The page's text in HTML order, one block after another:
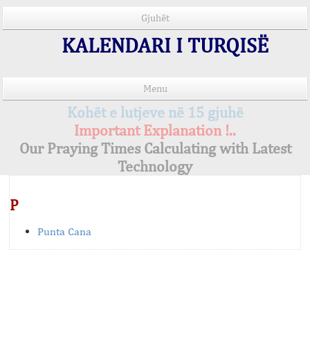
Gjuhët
KALENDARI I TURQISË
Menu
Kohët e lutjeve në 15 gjuhë
Important Explanation !..
Our Praying Times Calculating with Latest
Technology
P
Punta Cana